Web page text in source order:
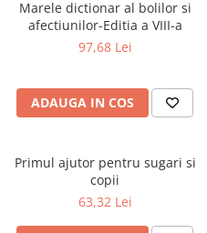
Marele dictionar al bolilor si
afectiunilor-Editia a VIII-a
97,68 Lei
ADAUGA IN COS
Primul ajutor pentru sugari si
copii
63,32 Lei